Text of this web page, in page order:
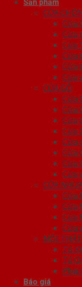
Sản phẩm
CỬA
Cửa
Cửa
Cửa
Cửa
Cửa
Cửa
CỬA GỖ
Cửa
Cửa
Cửa
Cửa
Cửa
Cửa
Cửa
Cửa
CỬA
Cửa
Cửa
Cửa
Cửa
NỘI THẤT
Tủ
Tủ
Phụ
Báo giá